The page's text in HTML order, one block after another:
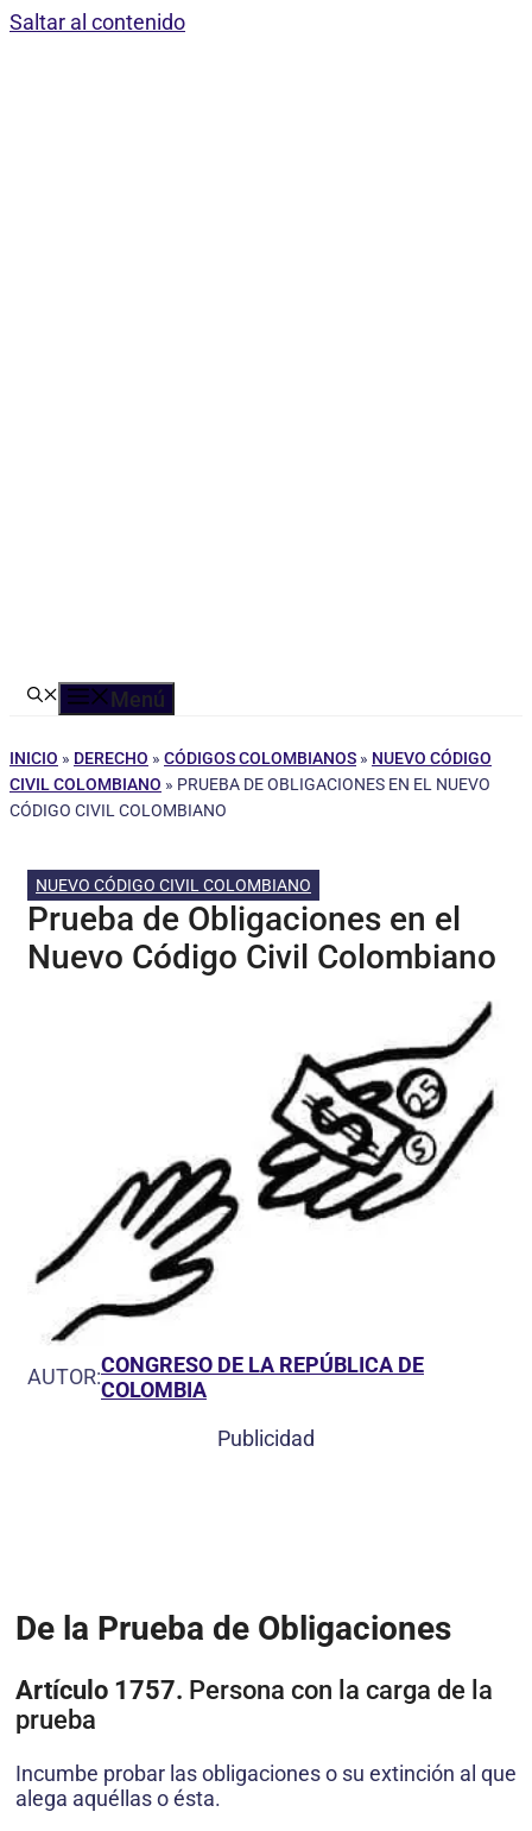
Saltar al contenido
Menú
INICIO » DERECHO » CÓDIGOS COLOMBIANOS » NUEVO CÓDIGO
CIVIL COLOMBIANO » PRUEBA DE OBLIGACIONES EN EL NUEVO
CÓDIGO CIVIL COLOMBIANO
NUEVO CÓDIGO CIVIL COLOMBIANO
Prueba de Obligaciones en el
Nuevo Código Civil Colombiano
AUTOR:CONGRESO DE LA REPÚBLICA DE
COLOMBIA
Publicidad
De la Prueba de Obligaciones
Artículo 1757. Persona con la carga de la
prueba
Incumbe probar las obligaciones o su extinción al que
alega aquéllas o ésta.